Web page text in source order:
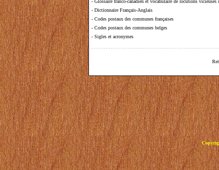
- Glossaire franco-canadien et vocabulaire de locutions vicieuses
- Dictionnaire Français-Anglais
- Codes postaux des communes françaises
- Codes postaux des communes belges
- Sigles et acronymes